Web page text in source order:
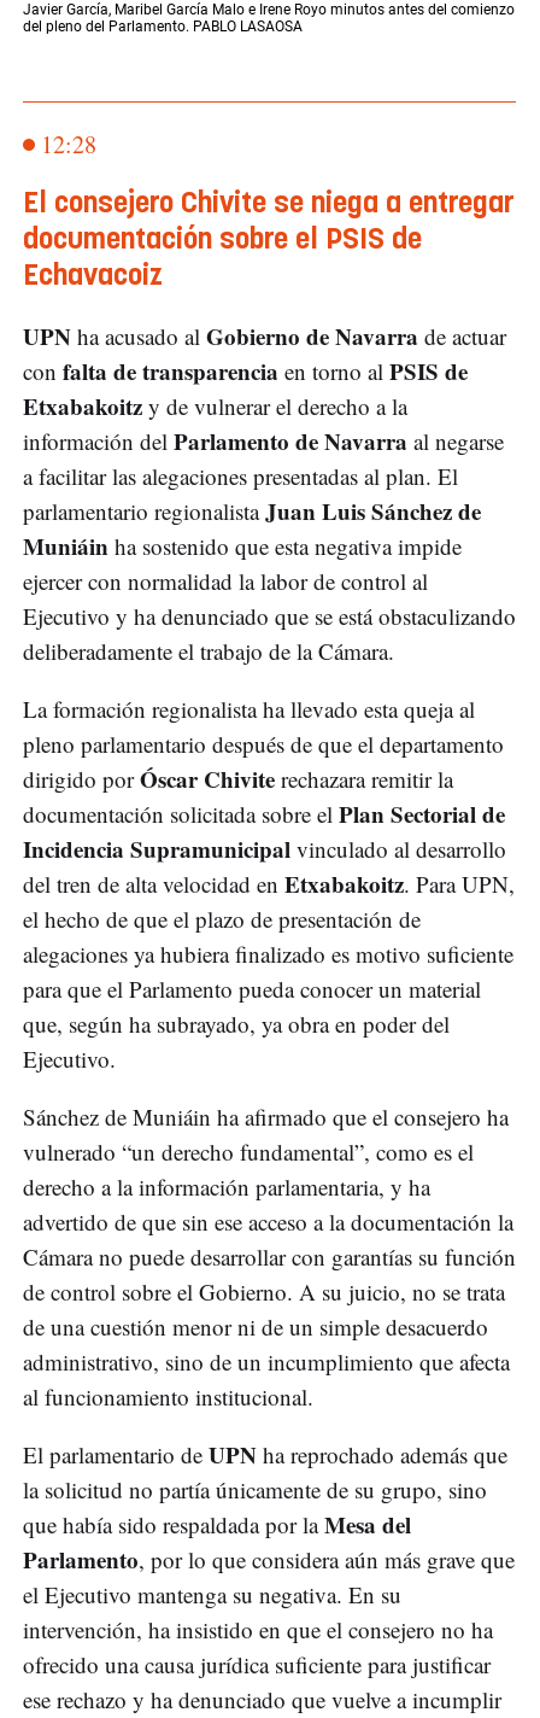
Javier García, Maribel García Malo e Irene Royo minutos antes del comienzo
del pleno del Parlamento. PABLO LASAOSA
12:28
El consejero Chivite se niega a entregar
documentación sobre el PSIS de
Echavacoiz
UPN ha acusado al Gobierno de Navarra de actuar
con falta de transparencia en torno al PSIS de
Etxabakoitz y de vulnerar el derecho a la
información del Parlamento de Navarra al negarse
a facilitar las alegaciones presentadas al plan. El
parlamentario regionalistaJuan Luis Sánchez de
Muniáin ha sostenido que esta negativa impide
ejercer con normalidad la labor de control al
Ejecutivo y ha denunciado que se está obstaculizando
deliberadamente el trabajo de la Cámara.
La formación regionalista ha llevado esta queja al
pleno parlamentario después de que el departamento
dirigido porÓscar Chivite rechazara remitir la
documentación solicitada sobre el Plan Sectorial de
Incidencia Supramunicipal vinculado al desarrollo
del tren de alta velocidad en Etxabakoitz. Para UPN,
el hecho de que el plazo de presentación de
alegaciones ya hubiera finalizado es motivo suficiente
para que el Parlamento pueda conocer un material
que, según ha subrayado, ya obra en poder del
Ejecutivo.
Sánchez de Muniáin ha afirmado que el consejero ha
vulnerado “un derecho fundamental”, como es el
derecho a la información parlamentaria, y ha
advertido de que sin ese acceso a la documentación la
Cámara no puede desarrollar con garantías su función
de control sobre el Gobierno. A su juicio, no se trata
de una cuestión menor ni de un simple desacuerdo
administrativo, sino de un incumplimiento que afecta
al funcionamiento institucional.
El parlamentario de UPN ha reprochado además que
la solicitud no partía únicamente de su grupo, sino
que había sido respaldada por laMesa del
Parlamento, por lo que considera aún más grave que
el Ejecutivo mantenga su negativa. En su
intervención, ha insistido en que el consejero no ha
ofrecido una causa jurídica suficiente para justificar
ese rechazo y ha denunciado que vuelve a incumplir